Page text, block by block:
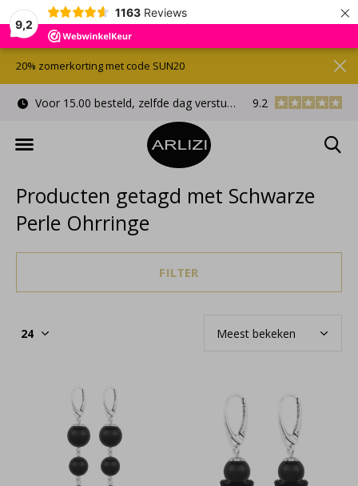
9,2
1163 Reviews ×
Voor 15.00 besteld, zelfde dag verstuurd Gratis
9.2
20% zomerkorting met code SUN20
Producten getagd met Schwarze
Perle Ohrringe
FILTER